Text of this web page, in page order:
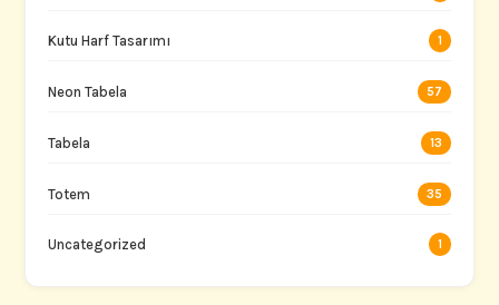
Kutu Harf Tasarımı 1
Neon Tabela 57
Tabela 13
Totem 35
Uncategorized 1